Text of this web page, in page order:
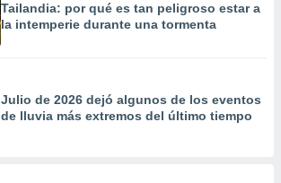
Tailandia: por qué es tan peligroso estar a
la intemperie durante una tormenta
Julio de 2026 dejó algunos de los eventos
de lluvia más extremos del último tiempo